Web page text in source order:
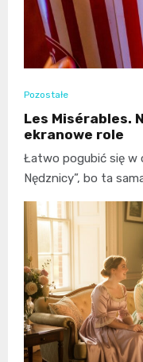
Pozostałe
Les Misérables.
ekranowe role
Łatwo pogubić się w
Nędznicy”, bo ta